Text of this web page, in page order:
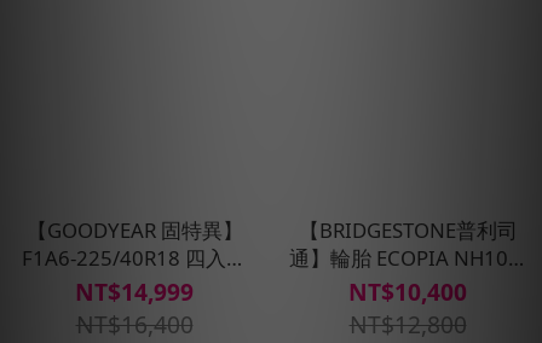
【GOODYEAR 固特異】
F1A6-225/40R18 四入組
輪胎 (超高性能操控胎)含安
裝定位平衡
NT$14,999
NT$16,400
【BRIDGESTONE普利司
通】輪胎 ECOPIA NH100-
205/55R16_四入組(含安裝
定位平衡)
NT$10,400
NT$12,800